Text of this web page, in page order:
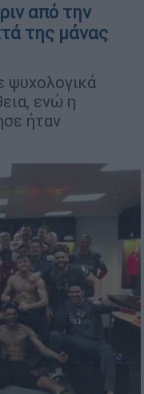
από την
της μάνας
ψυχολογικά
ενώ η
ήταν